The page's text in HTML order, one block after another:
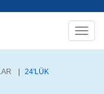
Toggle
24'LÜK